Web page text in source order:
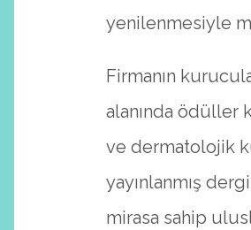
yenilenmesiyle
Firmanın
alanında ödüller
ve dermatolojik
yayınlanmış
mirasa sahip